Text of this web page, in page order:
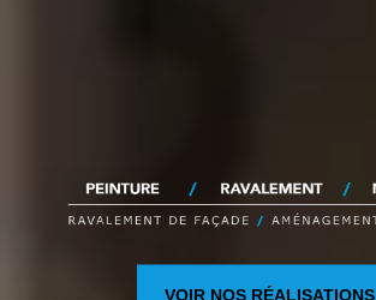
VOIR NOS RÉALISATIONS